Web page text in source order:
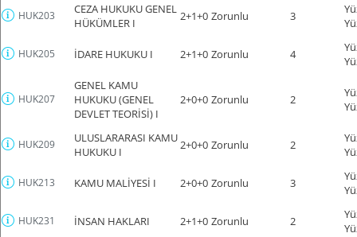
HUK203
CEZA HUKUKU GENEL
HÜKÜMLER I
2+1+0 Zorunlu 3
HUK205 İDARE HUKUKU I 2+1+0 Zorunlu 4
HUK207
GENEL KAMU
HUKUKU (GENEL
DEVLET TEORİSİ) I
2+0+0 Zorunlu 2
HUK209
ULUSLARARASI KAMU
HUKUKU I
2+0+0 Zorunlu 2
HUK213 KAMU MALİYESİ I 2+0+0 Zorunlu 3
HUK231 İNSAN HAKLARI 2+1+0 Zorunlu 2